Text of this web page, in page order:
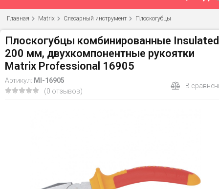
Главная Matrix Слесарный инструмент Плоскогубцы
Плоскогубцы комбинированные
200 мм, двухкомпонентные рукоятки
Matrix Professional 16905
Артикул: MI-16905
(0 отзывов)
В